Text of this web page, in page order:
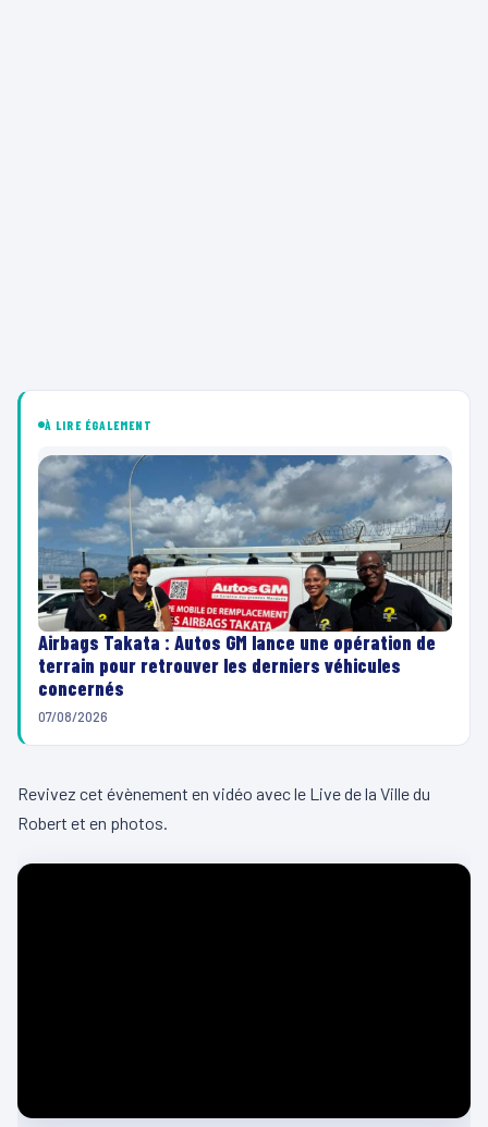
À LIRE ÉGALEMENT
Airbags Takata : Autos GM lance une opération de
terrain pour retrouver les derniers véhicules
concernés
07/08/2026
Revivez cet évènement en vidéo avec le Live de la Ville du
Robert et en photos.